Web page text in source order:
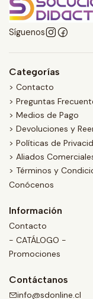
Síguenos
Categorías
> Contacto
> Preguntas
> Medios de Pago
> Devoluciones y
> Políticas de
> Aliados
> Términos y
Conócenos
Información
Contacto
- CATÁLOGO -
Promociones
Contáctanos
info@sdonline.cl